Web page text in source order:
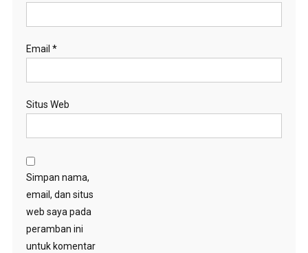
Email *
Situs Web
Simpan nama,
email, dan situs
web saya pada
peramban ini
untuk komentar